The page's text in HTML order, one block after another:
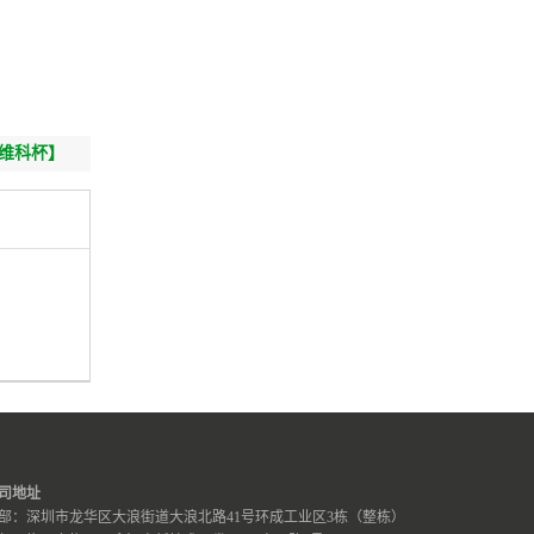
科杯】
地址
：深圳市龙华区大浪街道大浪北路41号环成工业区3栋（整栋）